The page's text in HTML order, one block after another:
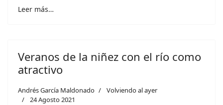
Leer más…
Veranos de la niñez con el río como
atractivo
Andrés García Maldonado
Volviendo al ayer
24 Agosto 2021